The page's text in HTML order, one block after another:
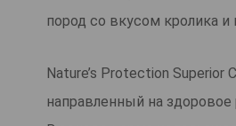
пород со вкусом кролика и
Nature’s Protection Superior
направленный на